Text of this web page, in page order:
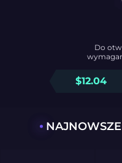
$12.04
Do